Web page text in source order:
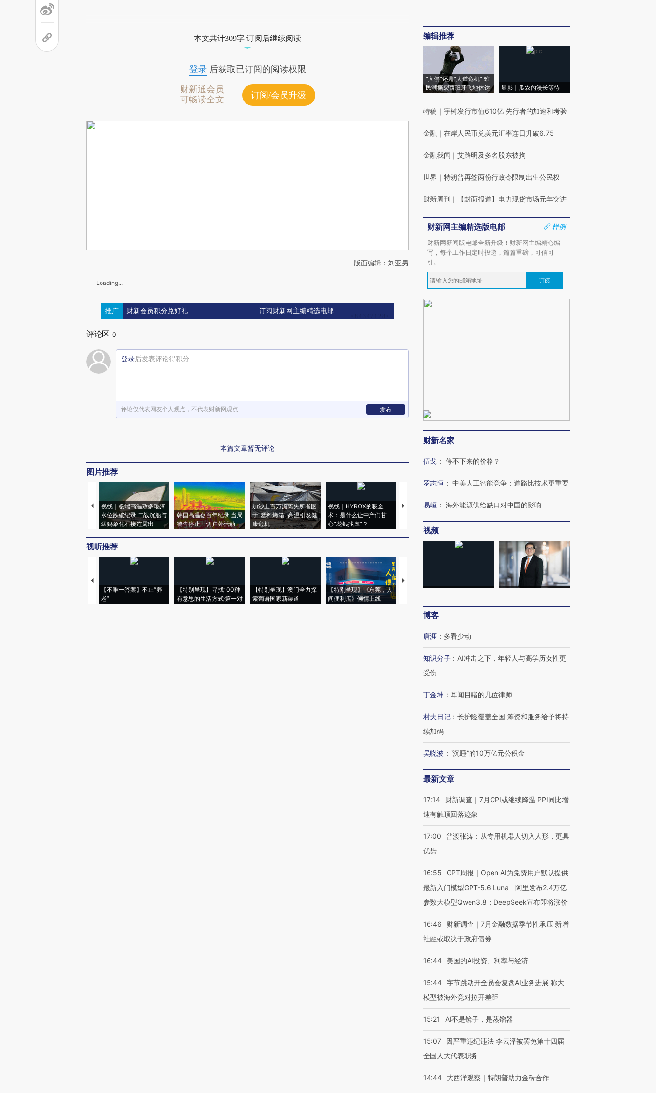
本文共计309字 订阅后继续阅读
登录后获取已订阅的阅读权限
财新通会员
可畅读全文
订阅/会员升级
版面编辑：刘亚男
Loading...
推广 财新会员积分兑好礼 订阅财新网主编精选电邮
评论区 0
登录后发表评论得积分
评论仅代表网友个人观点，不代表财新网观点 发布
本篇文章暂无评论
图片推荐
视线｜极端高温致多瑙河
水位跌破纪录 二战沉船与
猛犸象化石接连露出
韩国高温创百年纪录 当局
警告停止一切户外活动
加沙上百万流离失所者困
于“塑料烤箱” 高温引发健
康危机
视线｜HYROX的吸金
术：是什么让中产们甘
心“花钱找虐”？
马航飞行员跨国走私7万
视线｜被称为“蟑螂”的印
育部长拱下台
飞地休达
视听推荐
【不唯一答案】不止“养
老”
【特别呈现】寻找100种
有意思的生活方式·第一对
【特别呈现】澳门全力探
索葡语国家新渠道
【特别呈现】《东莞，人
间便利店》倾情上线
【推广】走进第四届链博
会，让数智科技“链”接产
【特别呈现】寻找100种
【商旅对话】华住集团
CFO：不靠规模取胜，华
编辑推荐
“入侵”还是“人道危机” 难
民潮撕裂西班牙飞地休达
显影｜瓜农的漫长等待
特稿 ｜ 宇树发行市值610亿 先行者的加速和考验
金融 ｜ 在岸人民币兑美元汇率连日升破6.75
金融我闻 ｜ 艾路明及多名股东被拘
世界 ｜ 特朗普再签两份行政令限制出生公民权
财新周刊 ｜ 【封面报道】电力现货市场元年突进
财新网主编精选版电邮
样例
财新网新闻版电邮全新升级！财新网主编精心编
写，每个工作日定时投递，篇篇重磅，可信可
引。
订阅
财新名家
伍戈 ： 停不下来的价格？
罗志恒 ： 中美人工智能竞争：道路比技术更重要
易峘 ： 海外能源供给缺口对中国的影响
视频
博客
唐涯 ： 多看少动
知识分子 ： AI冲击之下，年轻人与高学历女性更
受伤
丁金坤 ： 耳闻目睹的几位律师
村夫日记 ： 长护险覆盖全国 筹资和服务给予将持
续加码
吴晓波 ： “沉睡”的10万亿元公积金
最新文章
17:14
财新调查｜7月CPI或继续降温 PPI同比增
速有触顶回落迹象
17:00
普渡张涛：从专用机器人切入人形，更具
优势
16:55
GPT周报｜Open AI为免费用户默认提供
最新入门模型GPT-5.6 Luna；阿里发布2.4万亿
参数大模型Qwen3.8；DeepSeek宣布即将涨价
16:46
财新调查｜7月金融数据季节性承压 新增
社融或取决于政府债券
16:44 美国的AI投资、利率与经济
15:44 字节跳动开全员会复盘AI业务进展 称大
模型被海外竞对拉开差距
15:21 AI不是镜子，是蒸馏器
15:07
因严重违纪违法 李云泽被罢免第十四届
全国人大代表职务
14:44 大西洋观察｜特朗普助力金砖合作